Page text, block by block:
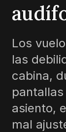
Los
las
cabina,
asiento,
mal